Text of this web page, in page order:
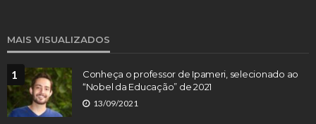
MAIS VISUALIZADOS
1
Conheça o professor de Ipameri, selecionado ao
“Nobel da Educação” de 2021
13/09/2021